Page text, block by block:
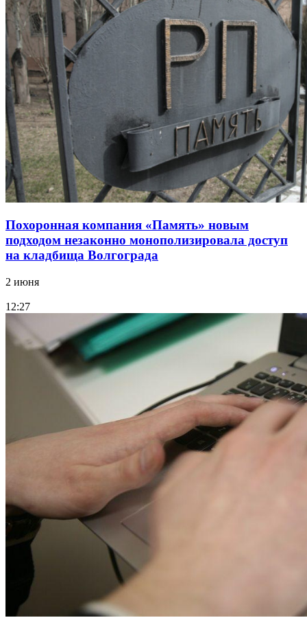
Похоронная компания «Память» новым
подходом незаконно монополизировала доступ
на кладбища Волгограда
2 июня
12:27